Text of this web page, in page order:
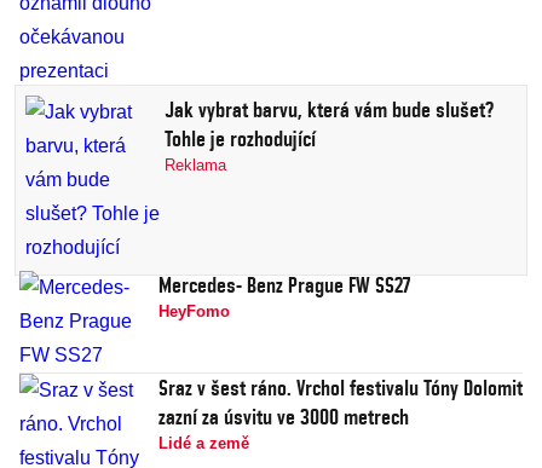
Jak vybrat barvu, která vám bude slušet?
Tohle je rozhodující
Reklama
Mercedes- Benz Prague FW SS27
HeyFomo
Sraz v šest ráno. Vrchol festivalu Tóny Dolomit
zazní za úsvitu ve 3000 metrech
Lidé a země